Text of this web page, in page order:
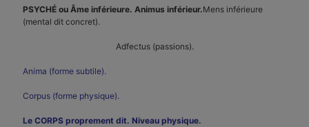
PSYCHÉ ou Âme inférieure. Animus inférieur.Mens inférieure
(mental dit concret).
Adfectus (passions).
Anima (forme subtile).
Corpus (forme physique).
Le CORPS proprement dit. Niveau physique.